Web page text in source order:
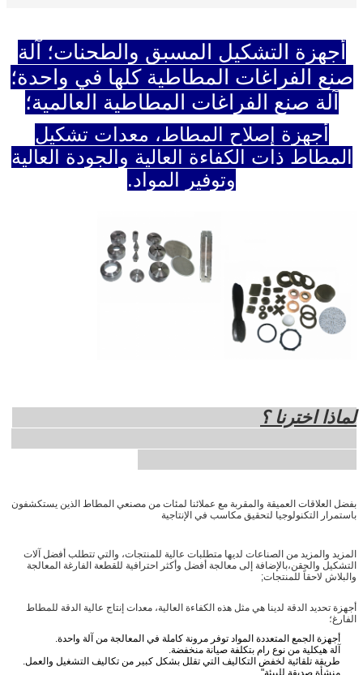
أجهزة التشكيل المسبق والطحنات؛ آلة
صنع الفراغات المطاطية كلها في واحدة؛
آلة صنع الفراغات المطاطية العالمية؛
أجهزة إصلاح المطاط، معدات تشكيل
المطاط ذات الكفاءة العالية والجودة العالية
وتوفير المواد.
لماذا اخترنا ؟
بفضل العلاقات العميقة والمقربة مع عملائنا لمئات من مصنعي المطاط الذين يستكشفون
باستمرار التكنولوجيا لتحقيق مكاسب في الإنتاجية
المزيد والمزيد من الصناعات لديها متطلبات عالية للمنتجات، والتي تتطلب أفضل آلات
التشكيل والحقن،بالإضافة إلى معالجة أفضل وأكثر احترافية للقطعة الفارغة المعالجة
والبلاش لاحقاً للمنتجات;
أجهزة تحديد الدقة لدينا هي مثل هذه الكفاءة العالية، معدات إنتاج عالية الدقة للمطاط
الفارغ؛
أجهزة الجمع المتعددة المواد توفر مرونة كاملة في المعالجة من آلة واحدة.
آلة هيكلية من نوع رام بتكلفة صيانة منخفضة.
طريقة تلقائية لخفض التكاليف التي تقلل بشكل كبير من تكاليف التشغيل والعمل.
منشأة صديقة للبيئة"